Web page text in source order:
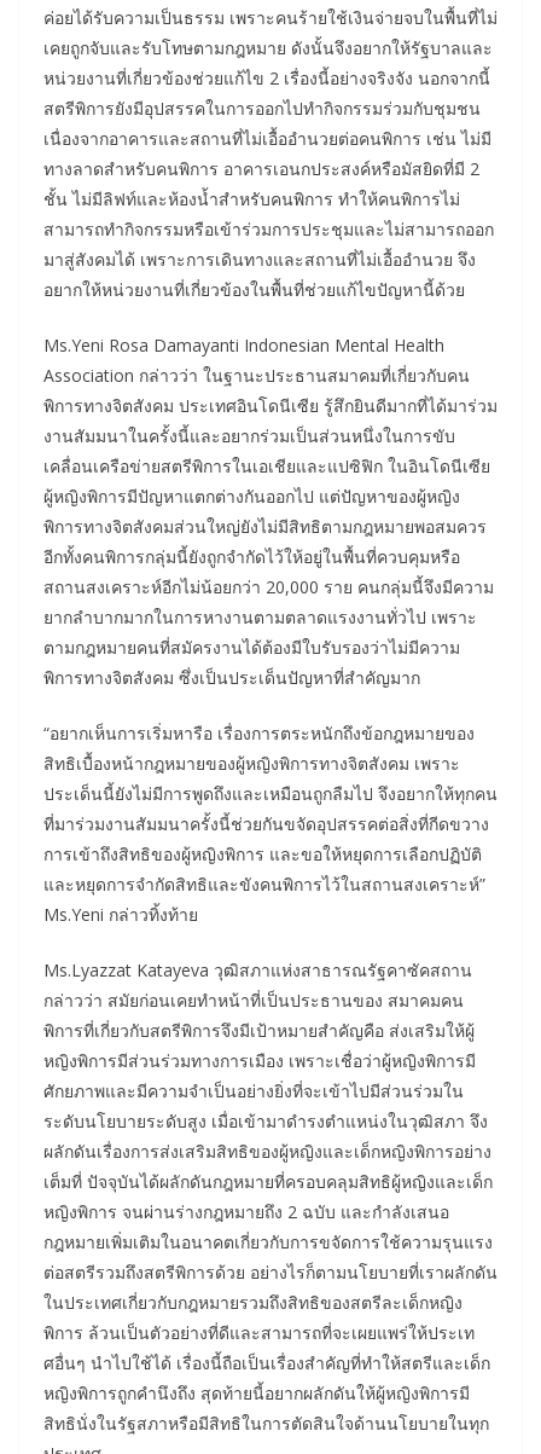
ค่อยได้รับความเป็นธรรม เพราะคนร้ายใช้เงินจ่ายจบในพื้นที่ไม่
เคยถูกจับและรับโทษตามกฎหมาย ดังนั้นจึงอยากให้รัฐบาลและ
หน่วยงานที่เกี่ยวข้องช่วยแก้ไข 2 เรื่องนี้อย่างจริงจัง นอกจากนี้
สตรีพิการยังมีอุปสรรคในการออกไปทำกิจกรรมร่วมกับชุมชน
เนื่องจากอาคารและสถานที่ไม่เอื้ออำนวยต่อคนพิการ เช่น ไม่มี
ทางลาดสำหรับคนพิการ อาคารเอนกประสงค์หรือมัสยิดที่มี 2
ชั้น ไม่มีลิฟท์และห้องน้ำสำหรับคนพิการ ทำให้คนพิการไม่
สามารถทำกิจกรรมหรือเข้าร่วมการประชุมและไม่สามารถออก
มาสู่สังคมได้ เพราะการเดินทางและสถานที่ไม่เอื้ออำนวย จึง
อยากให้หน่วยงานที่เกี่ยวข้องในพื้นที่ช่วยแก้ไขปัญหานี้ด้วย
Ms.Yeni Rosa Damayanti Indonesian Mental Health
Association กล่าวว่า ในฐานะประธานสมาคมที่เกี่ยวกับคน
พิการทางจิตสังคม ประเทศอินโดนีเซีย รู้สึกยินดีมากที่ได้มาร่วม
งานสัมมนาในครั้งนี้และอยากร่วมเป็นส่วนหนึ่งในการขับ
เคลื่อนเครือข่ายสตรีพิการในเอเชียและแปซิฟิก ในอินโดนีเซีย
ผู้หญิงพิการมีปัญหาแตกต่างกันออกไป แต่ปัญหาของผู้หญิง
พิการทางจิตสังคมส่วนใหญ่ยังไม่มีสิทธิตามกฎหมายพอสมควร
อีกทั้งคนพิการกลุ่มนี้ยังถูกจำกัดไว้ให้อยู่ในพื้นที่ควบคุมหรือ
สถานสงเคราะห์อีกไม่น้อยกว่า 20,000 ราย คนกลุ่มนี้จึงมีความ
ยากลำบากมากในการหางานตามตลาดแรงงานทั่วไป เพราะ
ตามกฎหมายคนที่สมัครงานได้ต้องมีใบรับรองว่าไม่มีความ
พิการทางจิตสังคม ซึ่งเป็นประเด็นปัญหาที่สำคัญมาก
“อยากเห็นการเริ่มหารือ เรื่องการตระหนักถึงข้อกฎหมายของ
สิทธิเบื้องหน้ากฎหมายของผู้หญิงพิการทางจิตสังคม เพราะ
ประเด็นนี้ยังไม่มีการพูดถึงและเหมือนถูกลืมไป จึงอยากให้ทุกคน
ที่มาร่วมงานสัมมนาครั้งนี้ช่วยกันขจัดอุปสรรคต่อสิ่งที่กีดขวาง
การเข้าถึงสิทธิของผู้หญิงพิการ และขอให้หยุดการเลือกปฏิบัติ
และหยุดการจำกัดสิทธิและขังคนพิการไว้ในสถานสงเคราะห์”
Ms.Yeni กล่าวทิ้งท้าย
Ms.Lyazzat Katayeva วุฒิสภาแห่งสาธารณรัฐคาซัคสถาน
กล่าวว่า สมัยก่อนเคยทำหน้าที่เป็นประธานของ สมาคมคน
พิการที่เกี่ยวกับสตรีพิการจึงมีเป้าหมายสำคัญคือ ส่งเสริมให้ผู้
หญิงพิการมีส่วนร่วมทางการเมือง เพราะเชื่อว่าผู้หญิงพิการมี
ศักยภาพและมีความจำเป็นอย่างยิ่งที่จะเข้าไปมีส่วนร่วมใน
ระดับนโยบายระดับสูง เมื่อเข้ามาดำรงตำแหน่งในวุฒิสภา จึง
ผลักดันเรื่องการส่งเสริมสิทธิของผู้หญิงและเด็กหญิงพิการอย่าง
เต็มที่ ปัจจุบันได้ผลักดันกฎหมายที่ครอบคลุมสิทธิผู้หญิงและเด็ก
หญิงพิการ จนผ่านร่างกฎหมายถึง 2 ฉบับ และกำลังเสนอ
กฎหมายเพิ่มเติมในอนาคตเกี่ยวกับการขจัดการใช้ความรุนแรง
ต่อสตรีรวมถึงสตรีพิการด้วย อย่างไรก็ตามนโยบายที่เราผลักดัน
ในประเทศเกี่ยวกับกฎหมายรวมถึงสิทธิของสตรีละเด็กหญิง
พิการ ล้วนเป็นตัวอย่างที่ดีและสามารถที่จะเผยแพร่ให้ประเท
ศอื่นๆ นำไปใช้ได้ เรื่องนี้ถือเป็นเรื่องสำคัญที่ทำให้สตรีและเด็ก
หญิงพิการถูกคำนึงถึง สุดท้ายนี้อยากผลักดันให้ผู้หญิงพิการมี
สิทธินั่งในรัฐสภาหรือมีสิทธิในการตัดสินใจด้านนโยบายในทุก